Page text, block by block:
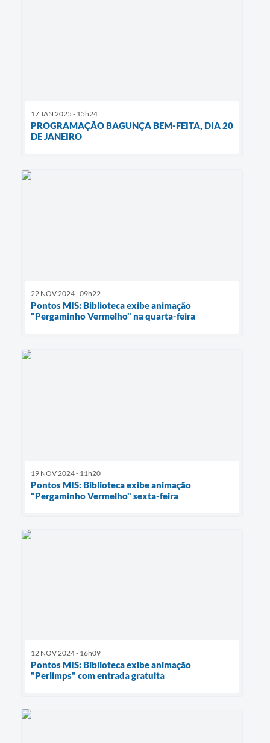
17 JAN 2025 - 15h24
PROGRAMAÇÃO BAGUNÇA BEM-FEITA, DIA 20
DE JANEIRO
22 NOV 2024 - 09h22
Pontos MIS: Biblioteca exibe animação
"Pergaminho Vermelho" na quarta-feira
19 NOV 2024 - 11h20
Pontos MIS: Biblioteca exibe animação
"Pergaminho Vermelho" sexta-feira
12 NOV 2024 - 16h09
Pontos MIS: Biblioteca exibe animação
"Perlimps" com entrada gratuita